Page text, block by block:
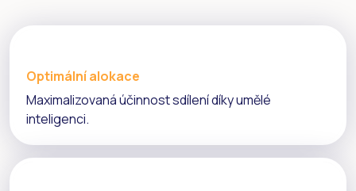
Optimální alokace
Maximalizovaná účinnost sdílení díky umělé
inteligenci.